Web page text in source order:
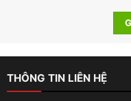
THÔNG TIN LIÊN HỆ